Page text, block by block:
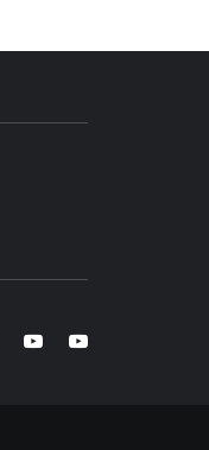
YoutubeYoutube